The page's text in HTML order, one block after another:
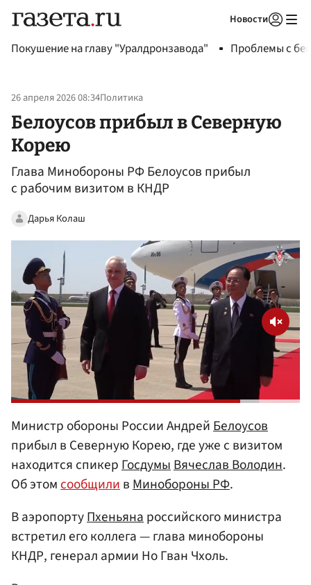
Новости
Покушение на главу "Уралдронзавода" Проблемы с
26 апреля 2026 08:34Политика
Белоусов прибыл в Северную
Корею
Глава Минобороны РФ Белоусов прибыл
с рабочим визитом в КНДР
Дарья Колаш
Министр обороны России АндрейБелоусов
прибыл в Северную Корею, где уже с визитом
находится спикерГосдумыВячеслав Володин.
Об этомсообщиливМинобороны РФ.
В аэропортуПхеньянароссийского министра
встретил его коллега — глава минобороны
КНДР, генерал армии Но Гван Чхоль.